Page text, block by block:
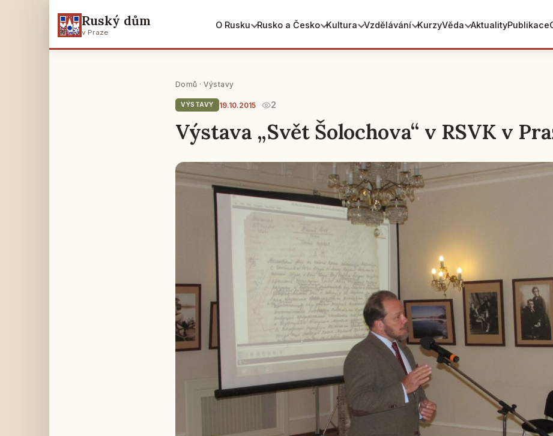
Ruský dům
v Praze
O Rusku Rusko a Česko Kultura Vzdělávání KurzyVěda AktualityPublikace
Domů ·Výstavy
VÝSTAVY 19.10.2015 2
Výstava „Svět Šolochova“ v RSVK v